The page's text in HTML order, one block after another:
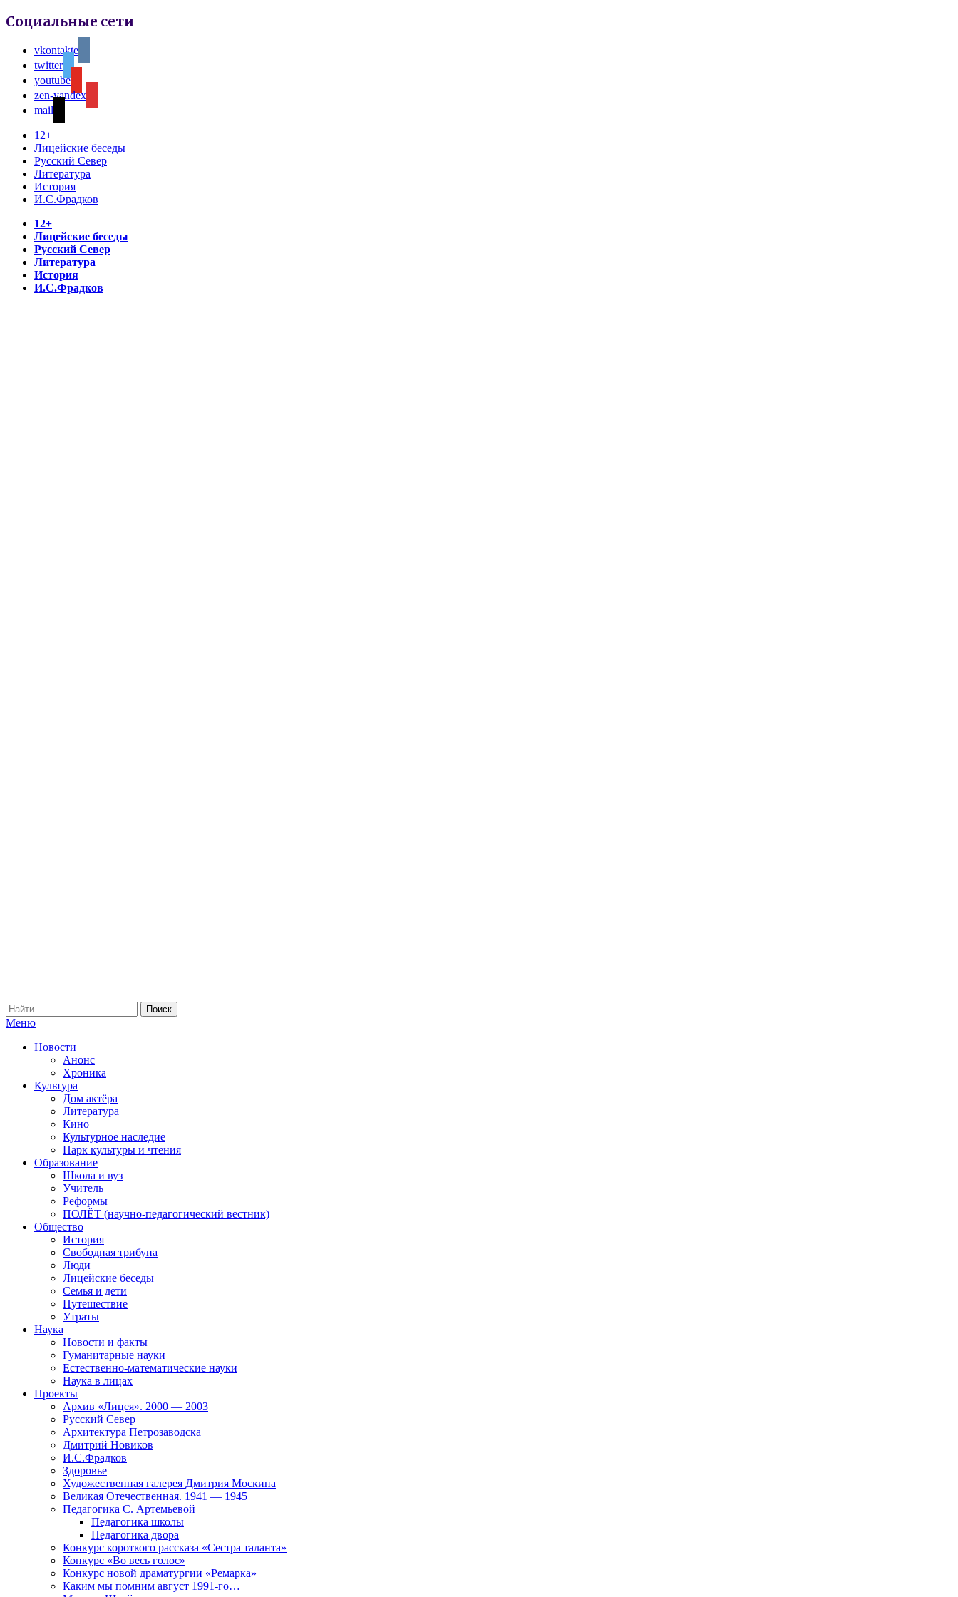
Социальные сети
vkontakte
twitter
youtube
zen-yandex
mail
12+
Лицейские беседы
Русский Север
Литература
История
И.С.Фрадков
12+
Лицейские беседы
Русский Север
Литература
История
И.С.Фрадков
Меню
Новости
Анонс
Хроника
Культура
Дом актёра
Литература
Кино
Культурное наследие
Парк культуры и чтения
Образование
Школа и вуз
Учитель
Реформы
ПОЛЁТ (научно-педагогический вестник)
Общество
История
Свободная трибуна
Люди
Лицейские беседы
Семья и дети
Путешествие
Утраты
Наука
Новости и факты
Гуманитарные науки
Естественно-математические науки
Наука в лицах
Проекты
Архив «Лицея». 2000 — 2003
Русский Север
Архитектура Петрозаводска
Дмитрий Новиков
И.С.Фрадков
Здоровье
Художественная галерея Дмитрия Москина
Великая Отечественная. 1941 — 1945
Педагогика С. Артемьевой
Педагогика школы
Педагогика двора
Конкурс короткого рассказа «Сестра таланта»
Конкурс «Во весь голос»
Конкурс новой драматургии «Ремарка»
Каким мы помним август 1991-го…